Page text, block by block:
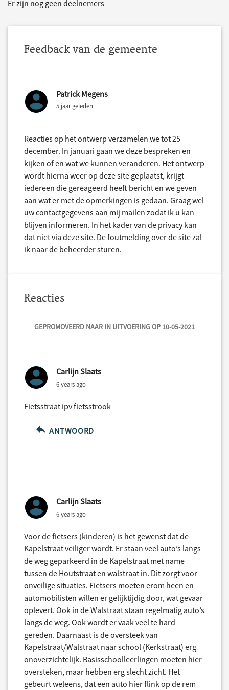
Er zijn nog geen deelnemers
Feedback van de gemeente
Patrick Megens
5 jaar geleden
Reacties op het ontwerp verzamelen we tot 25
december. In januari gaan we deze bespreken en
kijken of en wat we kunnen veranderen. Het ontwerp
wordt hierna weer op deze site geplaatst, krijgt
iedereen die gereageerd heeft bericht en we geven
aan wat er met de opmerkingen is gedaan. Graag wel
uw contactgegevens aan mij mailen zodat ik u kan
blijven informeren. In het kader van de privacy kan
dat niet via deze site. De foutmelding over de site zal
ik naar de beheerder sturen.
Reacties
GEPROMOVEERD NAAR IN UITVOERING OP 10-05-2021
Carlijn Slaats
6 years ago
Fietsstraat ipv fietsstrook
ANTWOORD
Carlijn Slaats
6 years ago
Voor de fietsers (kinderen) is het gewenst dat de
Kapelstraat veiliger wordt. Er staan veel auto’s langs
de weg geparkeerd in de Kapelstraat met name
tussen de Houtstraat en walstraat in. Dit zorgt voor
onveilige situaties. Fietsers moeten erom heen en
automobilisten willen er gelijktijdig door, wat gevaar
oplevert. Ook in de Walstraat staan regelmatig auto’s
langs de weg. Ook wordt er vaak veel te hard
gereden. Daarnaast is de oversteek van
Kapelstraat/Walstraat naar school (Kerkstraat) erg
onoverzichtelijk. Basisschoolleerlingen moeten hier
oversteken, maar hebben erg slecht zicht. Het
gebeurt weleens, dat een auto hier flink op de rem